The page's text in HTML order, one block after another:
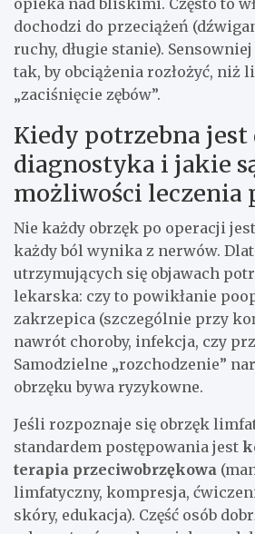
opieka nad bliskimi. Często to
dochodzi do przeciążeń
ruchy, długie stanie).
tak, by obciążenia rozłożyć, niż
„zaciśnięcie zębów”.
Kiedy potrzebna jest
diagnostyka i jakie
możliwości leczenia
Nie każdy obrzęk po operacji
każdy ból wynika z nerwów.
utrzymujących się objawach
lekarska: czy to powikłanie
zakrzepica (szczególnie przy
nawrót choroby, infekcja, czy
Samodzielne „rozchodzenie”
obrzęku bywa ryzykowne.
Jeśli rozpoznaje się obrzęk
standardem postępowania jest
terapia przeciwobrzękowa
limfatyczny, kompresja,
skóry, edukacja). Część osób